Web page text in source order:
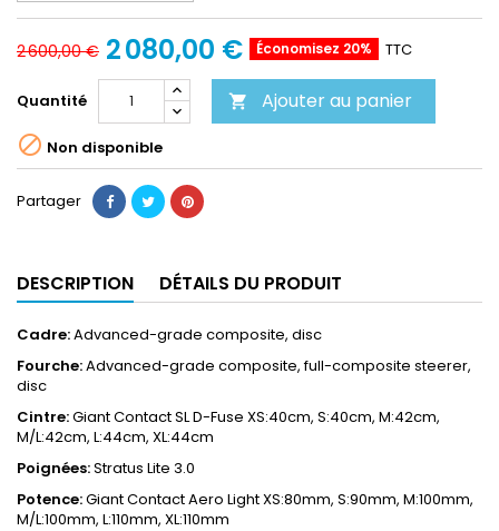
2 600,00 € 2 080,00 € Économisez 20% TTC
Quantité  Ajouter au panier
 Non disponible
Partager
DESCRIPTION DÉTAILS DU PRODUIT
Cadre:Advanced-grade composite, disc
Fourche:Advanced-grade composite, full-composite steerer,
disc
Cintre:Giant Contact SL D-Fuse XS:40cm, S:40cm, M:42cm,
M/L:42cm, L:44cm, XL:44cm
Poignées:Stratus Lite 3.0
Potence:Giant Contact Aero Light XS:80mm, S:90mm, M:100mm,
M/L:100mm, L:110mm, XL:110mm